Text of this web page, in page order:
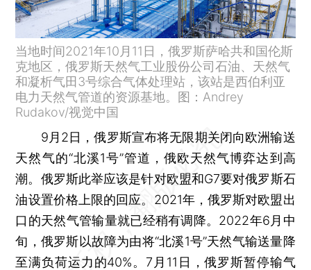
当地时间2021年10月11日，俄罗斯萨哈共和国伦斯
克地区，俄罗斯天然气工业股份公司石油、天然气
和凝析气田3号综合气体处理站，该站是西伯利亚
电力天然气管道的资源基地。图：Andrey
Rudakov/视觉中国
9月2日，俄罗斯宣布将无限期关闭向欧洲输送
天然气的“北溪1号”管道，俄欧天然气博弈达到高
潮。俄罗斯此举应该是针对欧盟和G7要对俄罗斯石
油设置价格上限的回应。2021年，俄罗斯对欧盟出
口的天然气管输量就已经稍有调降。2022年6月中
旬，俄罗斯以故障为由将“北溪1号”天然气输送量降
至满负荷运力的40%。7月11日，俄罗斯暂停输气